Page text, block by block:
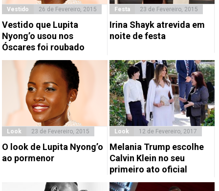
Vestido 26 de Fevereiro, 2015
Vestido que Lupita
Nyong’o usou nos
Óscares foi roubado
Festa 23 de Fevereiro, 2015
Irina Shayk atrevida em
noite de festa
Look 23 de Fevereiro, 2015
O look de Lupita Nyong’o
ao pormenor
Look 12 de Fevereiro, 2017
Melania Trump escolhe
Calvin Klein no seu
primeiro ato oficial